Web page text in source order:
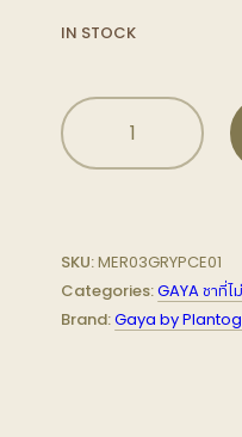
IN STOCK
Yoni
Steaming
Tray
ไอ
น้ำ
สำหรับ
SKU:MER03GRYPCE01
Categories:GAYA ชาที่ไ
Brand:Gaya by